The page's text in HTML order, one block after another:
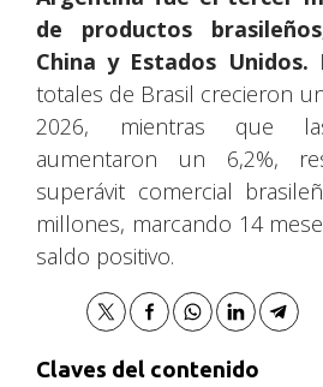
de productos
China y Estados Unidos.
totales de Brasil crecieron
2026, mientras que
aumentaron un 6,2%,
superávit comercial
millones, marcando 14
saldo positivo.
Claves del contenido